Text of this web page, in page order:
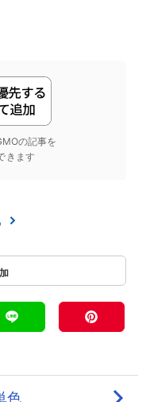
の記事を
きます